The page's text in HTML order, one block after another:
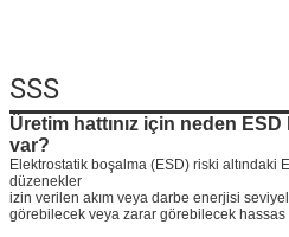
SSS
Üretim hattınız için neden ESD
var?
Elektrostatik boşalma (ESD) riski altındaki
düzenekler
izin verilen akım veya darbe enerjisi
görebilecek veya zarar görebilecek hassas